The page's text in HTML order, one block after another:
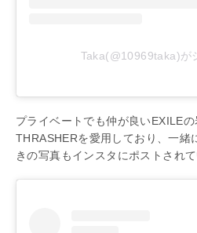
Taka(@10969taka)が
プライベートでも仲が良いEXILE
THRASHERを愛用しており、一緒
きの写真もインスタにポストされて